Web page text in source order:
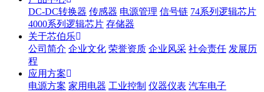
DC-DC转换器 传感器 电源管理 信号链 74系列逻辑芯片
4000系列逻辑芯片 存储器
关于芯伯乐
公司简介 企业文化 荣誉资质 企业风采 社会责任 发展历
程
应用方案
电源方案 家用电器 工业控制 仪器仪表 汽车电子